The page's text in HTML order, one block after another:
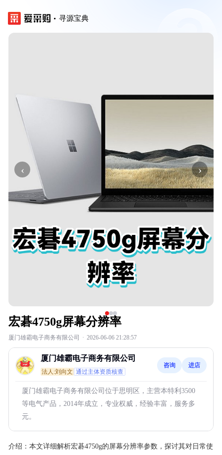
寻源宝典
‹ ›
宏碁4750g屏幕分辨率
厦门雄霸电子商务有限公司 · 2026-06-06 21:28:57
厦门雄霸电子商务有限公司
法人:刘向文 通过主体资质核查
咨询 进店
厦门雄霸电子商务有限公司位于思明区，主营本特利3500
等电气产品，2014年成立，专业权威，经验丰富，服务多
元。
介绍： 本文详细解析宏碁4750g的屏幕分辨率参数，探讨其对日常使